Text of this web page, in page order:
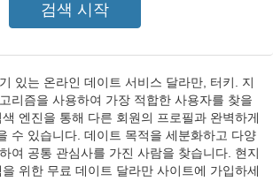
있는 온라인 데이트 서비스 달라만, 터키. 지
리즘을 사용하여 가장 적합한 사용자를 찾을
엔진을 통해 다른 회원의 프로필과 완벽하게
수 있습니다. 데이트 목적을 세분화하고 다양
여 공통 관심사를 가진 사람을 찾습니다. 현지
위한 무료 데이트 달라만 사이트에 가입하세